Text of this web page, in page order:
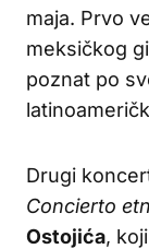
maja. Prvo
meksičkog
poznat po
Drugi
Concierto
Ostojića,